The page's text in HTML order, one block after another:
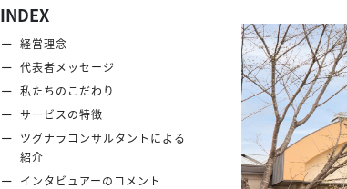
INDEX
経営理念
代表者メッセージ
私たちのこだわり
サービスの特徴
ツグナラコンサルタントによる
紹介
インタビュアーの コメント